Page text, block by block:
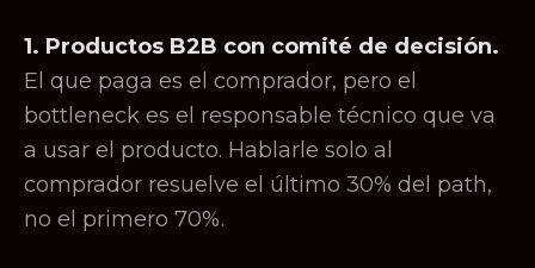
1. Productos B2B con comité de decisión.
El que paga es el comprador, pero el
bottleneck es el responsable técnico que va
a usar el producto. Hablarle solo al
comprador resuelve el último 30% del path,
no el primero 70%.